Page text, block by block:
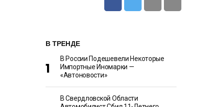
В ТРЕНДЕ
В России Подешевели Некоторые
Импортные Иномарки —
«Автоновости»
В Свердловской Области